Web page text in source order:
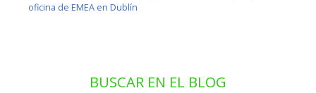
oficina de EMEA en Dublín
BUSCAR EN EL BLOG